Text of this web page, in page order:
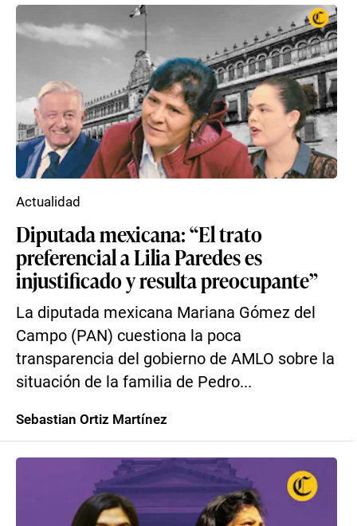
Diputada mexicana: “El trato
preferencial a Lilia Paredes es
injustificado y resulta preocupante”
La diputada mexicana Mariana Gómez del
Campo (PAN) cuestiona la poca
transparencia del gobierno de AMLO sobre la
situación de la familia de Pedro...
Actualidad
Sebastian Ortiz Martínez